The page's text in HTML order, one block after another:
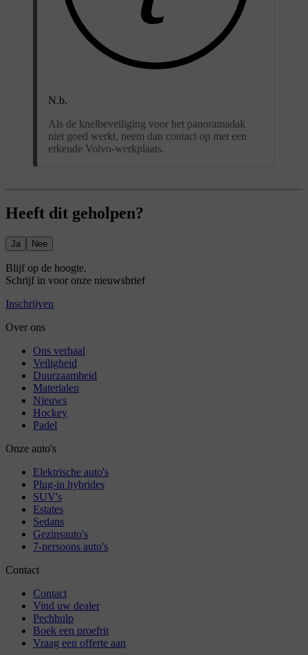
N.b.
Als de knelbeveiliging voor het panoramadak
niet goed werkt, neem dan contact op met een
erkende Volvo-werkplaats.
Heeft dit geholpen?
Ja Nee